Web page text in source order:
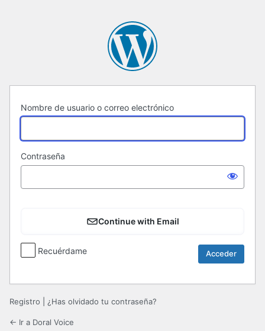
Nombre de usuario o correo electrónico
Contraseña
Continue with Email
Recuérdame
Registro ¿Has olvidado tu contraseña?
← Ir a Doral Voice